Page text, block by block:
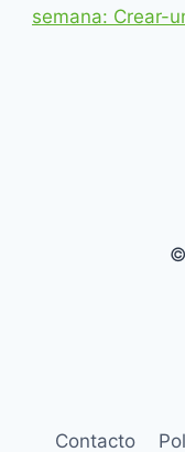
semana: Crear-
Contacto